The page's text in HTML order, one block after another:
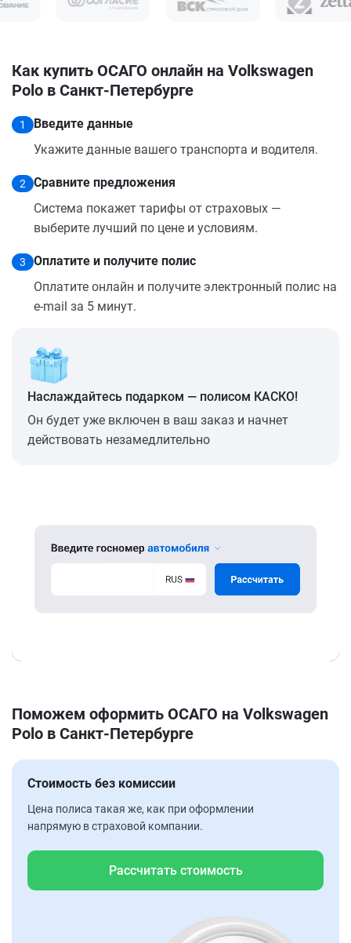
Как купить ОСАГО онлайн на Volkswagen
Polo в Санкт-Петербурге
1
Введите данные
Укажите данные вашего транспорта и водителя.
2
Сравните предложения
Система покажет тарифы от страховых —
выберите лучший по цене и условиям.
3
Оплатите и получите полис
Оплатите онлайн и получите электронный полис на
e-mail за 5 минут.
Наслаждайтесь подарком — полисом КАСКО!
Он будет уже включен в ваш заказ и начнет
действовать незамедлительно
Поможем оформить ОСАГО на Volkswagen
Polo в Санкт-Петербурге
Стоимость без комиссии
Цена полиса такая же, как при оформлении
напрямую в страховой компании.
Рассчитать стоимость